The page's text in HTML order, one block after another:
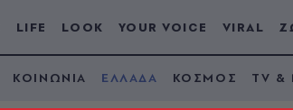
LIFE LOOK YOUR VOICE VIRAL
ΚΟΙΝΩΝΙΑ ΕΛΛΑΔΑ ΚΟΣΜΟΣ TV &